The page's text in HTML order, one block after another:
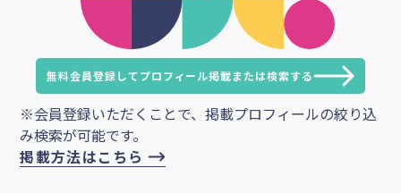
無料会員登録してプロフィール掲載または検索する
※会員登録いただくことで、掲載プロフィールの絞り込
み検索が可能です。
掲載方法はこちら